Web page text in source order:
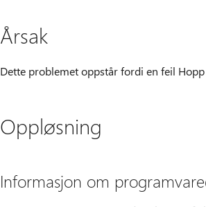
Årsak
Dette problemet oppstår fordi en feil
Oppløsning
Informasjon om